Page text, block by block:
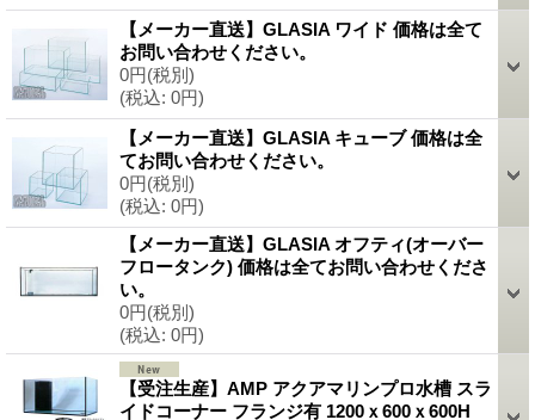
【メーカー直送】GLASIA ワイド 価格は全て
お問い合わせください。
0円(税別)
(税込: 0円)
【メーカー直送】GLASIA キューブ 価格は全
てお問い合わせください。
0円(税別)
(税込: 0円)
【メーカー直送】GLASIA オフティ(オーバー
フロータンク) 価格は全てお問い合わせくださ
い。
0円(税別)
(税込: 0円)
【受注生産】AMP アクアマリンプロ水槽 スラ
イドコーナー フランジ有 1200ｘ600ｘ600H